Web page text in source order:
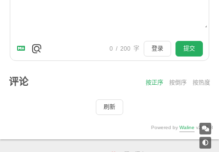
0 / 200 字 登录 提交
评论 按正序 按倒序 按热度
刷新
Powered by Waline v2.15.8